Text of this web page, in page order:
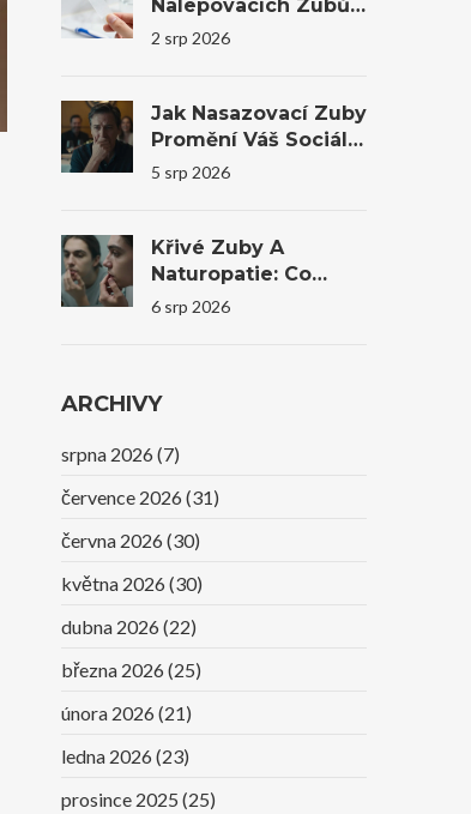
Nalepovacích Zubů
Na Trhu V Roce 2026
2 srp 2026
Jak Nasazovací Zuby
Promění Váš Sociální
Život A Sebevědomí
5 srp 2026
Křivé Zuby A
Naturopatie: Co
Reálně Pomůže A
6 srp 2026
ARCHIVY
srpna 2026 (7)
července 2026 (31)
června 2026 (30)
května 2026 (30)
dubna 2026 (22)
března 2026 (25)
února 2026 (21)
ledna 2026 (23)
prosince 2025 (25)